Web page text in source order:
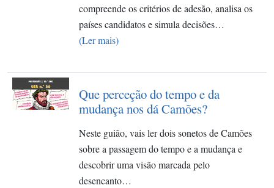
compreende os critérios de adesão, analisa os
países candidatos e simula decisões…
(Ler mais)
Que perceção do tempo e da
mudança nos dá Camões?
Neste guião, vais ler dois sonetos de Camões
sobre a passagem do tempo e a mudança e
descobrir uma visão marcada pelo
desencanto…